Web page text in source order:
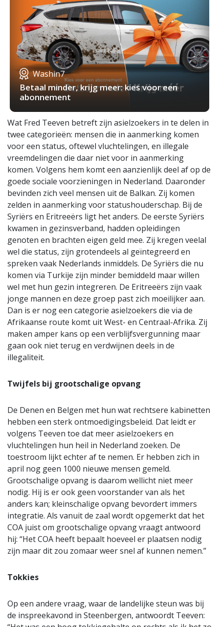
Washin7
Betaal minder, krijg meer: kies voor een
abonnement
Wat Fred Teeven betreft zijn asielzoekers in te delen in
twee categorieën: mensen die in aanmerking komen
voor een status, oftewel vluchtelingen, en illegale
vreemdelingen die daar niet voor in aanmerking
komen. Volgens hem komt een aanzienlijk deel af op de
goede sociale voorzieningen in Nederland. Daaronder
bevinden zich veel mensen uit de Balkan. Zij komen
zelden in aanmerking voor statushouderschap. Bij de
Syriërs en Eritreeërs ligt het anders. De eerste Syriërs
kwamen in gezinsverband, hadden opleidingen
genoten en brachten eigen geld mee. Zij kregen veelal
wel die status, zijn grotendeels al geïntegreerd en
spreken vaak Nederlands inmiddels. De Syriërs die nu
komen via Turkije zijn minder bemiddeld maar willen
wel met hun gezin integreren. De Eritreeërs zijn vaak
jonge mannen en deze groep past zich moeilijker aan.
Dan is er nog een categorie asielzoekers die via de
Afrikaanse route komt uit West- en Centraal-Afrika. Zij
maken amper kans op een verblijfsvergunning maar
gaan ook niet terug en verdwijnen deels in de
illegaliteit.
Twijfels bij grootschalige opvang
De Denen en Belgen met hun wat rechtsere kabinetten
hebben een sterk ontmoedigingsbeleid. Dat leidt er
volgens Teeven toe dat meer asielzoekers en
vluchtelingen hun heil in Nederland zoeken. De
toestroom lijkt echter af te nemen. Er hebben zich in
april nog geen 1000 nieuwe mensen gemeld.
Grootschalige opvang is daarom wellicht niet meer
nodig. Hij is er ook geen voorstander van als het
anders kan; kleinschalige opvang bevordert immers
integratie. Als vanuit de zaal wordt opgemerkt dat het
COA juist om grootschalige opvang vraagt antwoord
hij: “Het COA heeft bepaalt hoeveel er plaatsen nodig
zijn maar dit zou zomaar weer snel af kunnen nemen.”
Tokkies
Op een andere vraag, waar de landelijke steun was bij
de inspreekavond in Steenbergen, antwoordt Teeven: